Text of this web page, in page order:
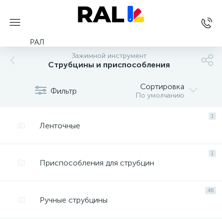
РАЛ
Зажимной инструмент
Струбцины и приспособления
Фильтр Сортировка
По умолчанию
1
Ленточные
1
Приспособления для струбцин
46
Ручные струбцины